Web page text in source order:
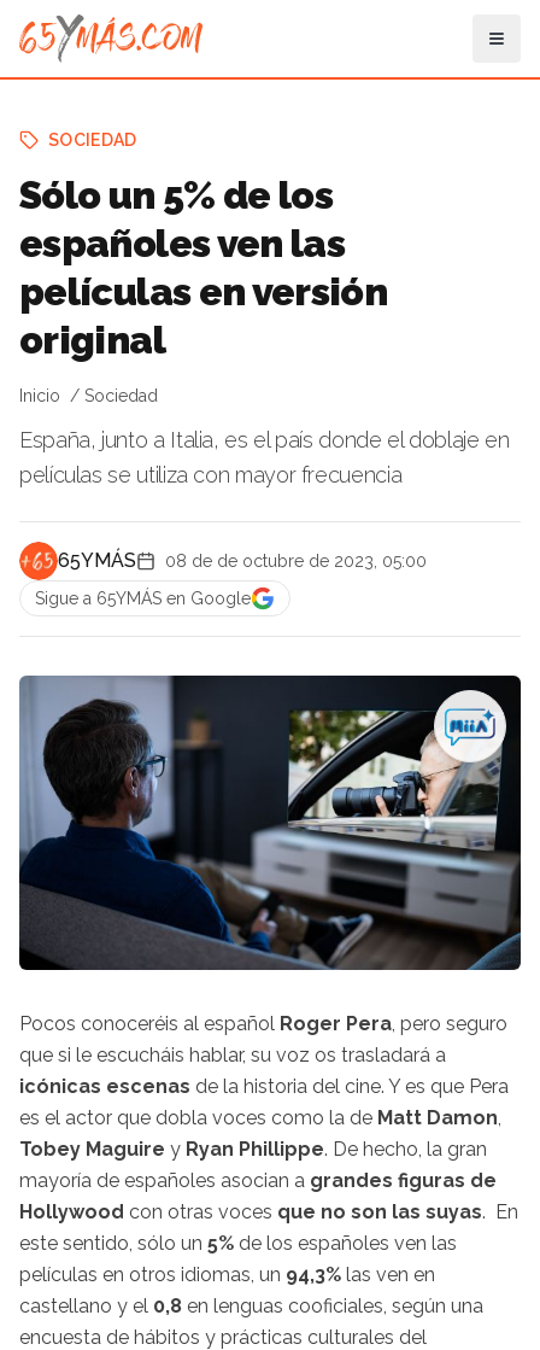
SOCIEDAD
Sólo un 5% de los
españoles ven las
películas en versión
original
Inicio Sociedad
España, junto a Italia, es el país donde el doblaje en
películas se utiliza con mayor frecuencia
65YMÁS
08 de de octubre de 2023, 05:00
Sigue a 65YMÁS en Google
Pocos conoceréis al español Roger Pera, pero seguro
que si le escucháis hablar, su voz os trasladará a
icónicas escenas de la historia del cine. Y es que Pera
es el actor que dobla voces como la de Matt Damon,
Tobey Maguire y Ryan Phillippe. De hecho, la gran
mayoría de españoles asocian a grandes figuras de
Hollywood con otras voces que no son las suyas. En
este sentido, sólo un 5% de los españoles ven las
películas en otros idiomas, un 94,3% las ven en
castellano y el 0,8 en lenguas cooficiales, según una
encuesta de hábitos y prácticas culturales del